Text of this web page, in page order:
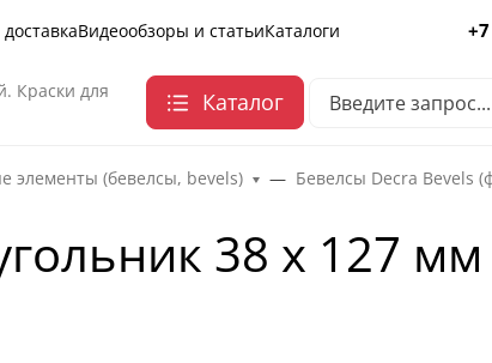
Видеообзоры и статьиКаталоги
Краски для
Каталог
элементы (бевелсы, bevels)
Бевелсы Decra Bevels
38 х 127 мм